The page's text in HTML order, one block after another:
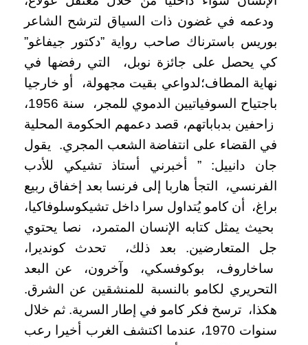
ودعمه في غضون ذات السياق لترشح الشاعر
بوريس باسترناك صاحب رواية ”دكتور جيفاغو”
كي يحصل على جائزة نوبل، التي رفضها في
نهاية المطاف؛لدواعي بقيت مجهولة، أو خارجيا
باجتياح السوفياتيين الدموي للمجر، سنة 1956،
زاحفين بدباباتهم، قصد دعمهم الحكومة المحلية
في القضاء على انتفاضة الشعب المجري. يقول
جان دانييل: ” أخبرني أستاذ تشيكي للأدب
الفرنسي، التجأ هاربا إلى فرنسا بعد إخفاق ربيع
براغ، أن كامو يُتداول سرا داخل تشيكوسلوفاكيا،
بحيث يمثل كتابه الإنسان المتمرد، نصا يحتوي
جل المتعارضين. بعد ذلك، تحدث كونديرا،
ساخاروف، بوكوفسكي، وآخرون، عن البعد
التحريري لكامو بالنسبة للمنشقين عن الشرق.
هكذا، ترسخ فكر كامو في إطار السرية. ثم خلال
سنوات 1970، عندما اكتشف الغرب أخيرا رعب